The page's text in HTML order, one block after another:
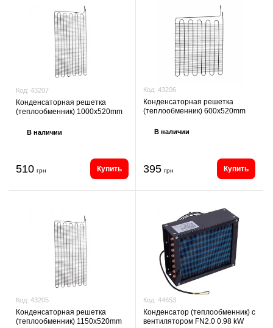
Код: 43207
Конденсаторная решетка
(теплообменник) 1000x520mm
В наличии
510 грн Купить
Код: 43206
Конденсаторная решетка
(теплообменник) 600x520mm
В наличии
395 грн Купить
Код: 43205
Конденсаторная решетка
(теплообменник) 1150x520mm
Код: 44653
Конденсатор (теплообменник) с
вентилятором FN2.0 0.98 kW